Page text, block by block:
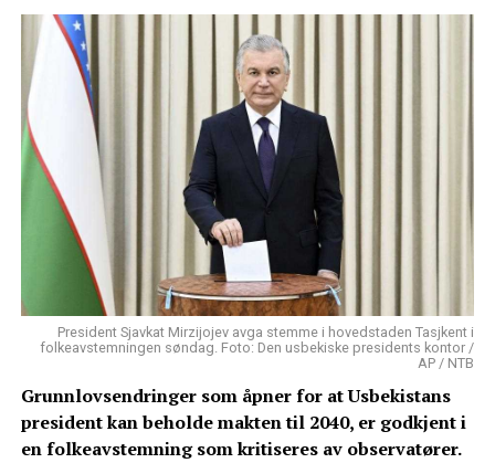
President Sjavkat Mirzijojev avga stemme i hovedstaden Tasjkent i
folkeavstemningen søndag. Foto: Den usbekiske presidents kontor /
AP / NTB
Grunnlovsendringer som åpner for at Usbekistans
president kan beholde makten til 2040, er godkjent i
en folkeavstemning som kritiseres av observatører.